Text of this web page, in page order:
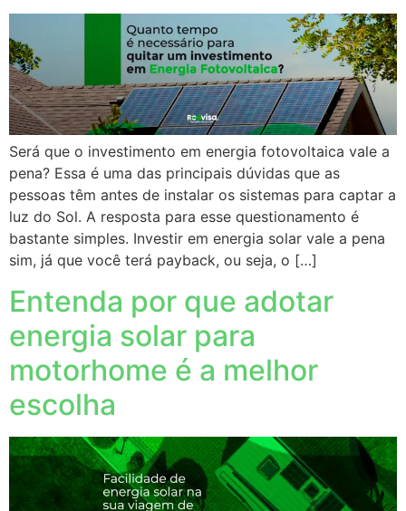
Será que o investimento em energia fotovoltaica vale a
pena? Essa é uma das principais dúvidas que as
pessoas têm antes de instalar os sistemas para captar a
luz do Sol. A resposta para esse questionamento é
bastante simples. Investir em energia solar vale a pena
sim, já que você terá payback, ou seja, o […]
Entenda por que adotar
energia solar para
motorhome é a melhor
escolha